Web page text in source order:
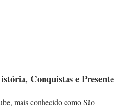
Conquistas e Presente
mais conhecido como São